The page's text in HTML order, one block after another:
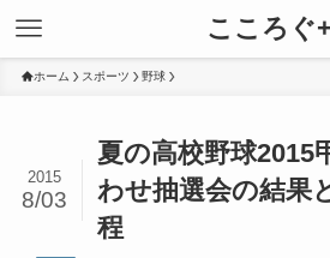
こころぐ+
ホーム スポーツ 野球
夏の高校野球
わせ抽選会の結果
程
2015
8/03